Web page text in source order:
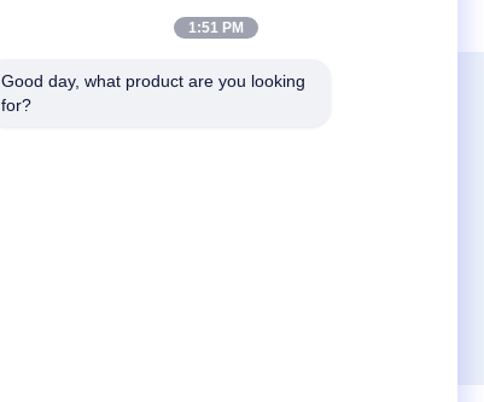
Contactez-Nous
1:51 PM
Good day, what product are you looking
for?